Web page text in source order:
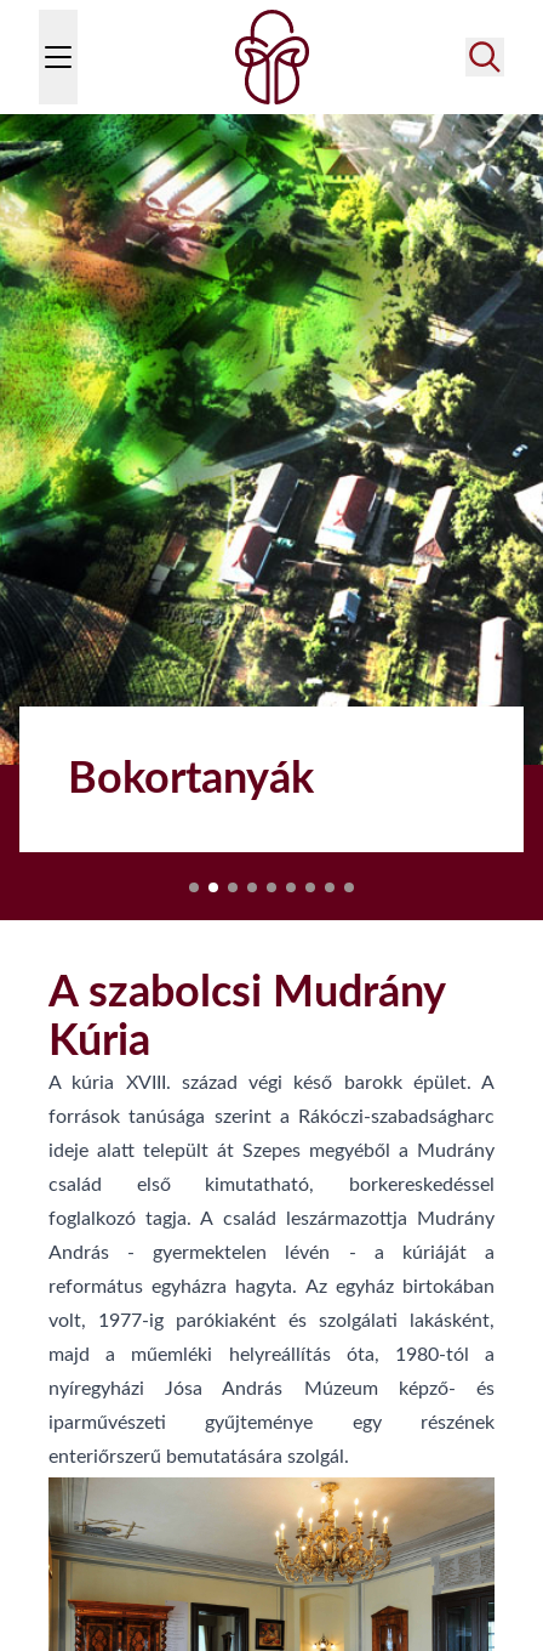
Bokortanyák
A szabolcsi Mudrány
Kúria
A kúria XVIII. század végi késő barokk épület. A
források tanúsága szerint a Rákóczi-szabadságharc
ideje alatt települt át Szepes megyéből a Mudrány
család első kimutatható, borkereskedéssel
foglalkozó tagja. A család leszármazottja Mudrány
András - gyermektelen lévén - a kúriáját a
református egyházra hagyta. Az egyház birtokában
volt, 1977-ig parókiaként és szolgálati lakásként,
majd a műemléki helyreállítás óta, 1980-tól a
nyíregyházi Jósa András Múzeum képző- és
iparművészeti gyűjteménye egy részének
enteriőrszerű bemutatására szolgál.